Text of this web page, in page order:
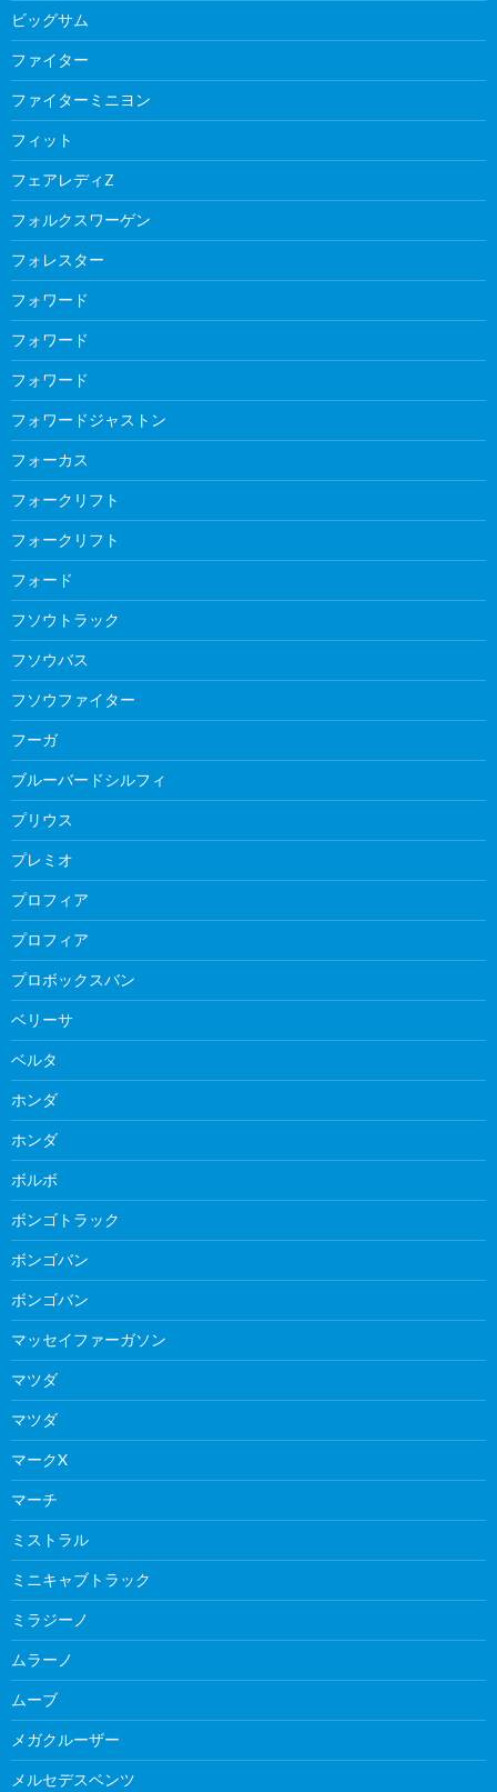
ビッグサム
ファイター
ファイターミニヨン
フィット
フェアレディZ
フォルクスワーゲン
フォレスター
フォワード
フォワード
フォワード
フォワードジャストン
フォーカス
フォークリフト
フォークリフト
フォード
フソウトラック
フソウバス
フソウファイター
フーガ
ブルーバードシルフィ
プリウス
プレミオ
プロフィア
プロフィア
プロボックスバン
ベリーサ
ベルタ
ホンダ
ホンダ
ボルボ
ボンゴトラック
ボンゴバン
ボンゴバン
マッセイファーガソン
マツダ
マツダ
マークX
マーチ
ミストラル
ミニキャブトラック
ミラジーノ
ムラーノ
ムーブ
メガクルーザー
メルセデスベンツ